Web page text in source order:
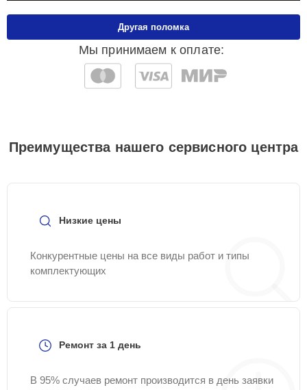
Мы принимаем к оплате:
Другая поломка
Преимущества нашего сервисного центра
Низкие цены
Конкурентные цены на все виды работ и типы
комплектующих
Ремонт за 1 день
В 95% случаев ремонт производится в день заявки